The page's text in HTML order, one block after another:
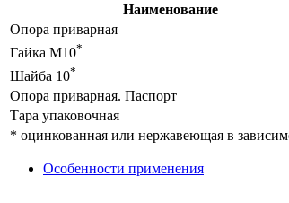
Наименование
Опора приварная
Гайка M10*
Шайба 10*
Опора приварная. Паспорт
Тара упаковочная
* оцинкованная или нержавеющая в
Особенности применения